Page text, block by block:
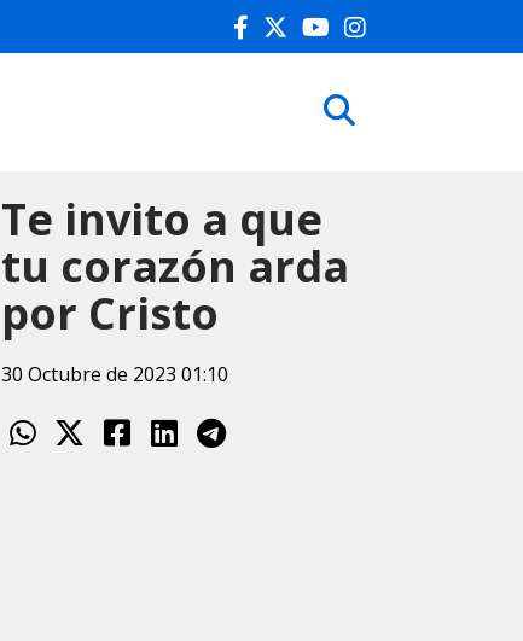
Te invito a que
tu corazón arda
por Cristo
30 Octubre de 2023 01:10